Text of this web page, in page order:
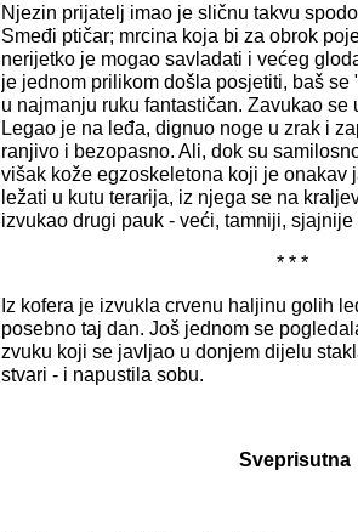
Njezin prijatelj imao je sličnu takvu
Smeđi ptičar; mrcina koja bi za obrok
nerijetko je mogao savladati i većeg
je jednom prilikom došla posjetiti, baš
u najmanju ruku fantastičan. Zavukao se
Legao je na leđa, dignuo noge u zrak i
ranjivo i bezopasno. Ali, dok su
višak kože egzoskeletona koji je onakav
ležati u kutu terarija, iz njega se na
izvukao drugi pauk - veći, tamniji,
* * *
Iz kofera je izvukla crvenu haljinu golih
posebno taj dan. Još jednom se
zvuku koji se javljao u donjem dijelu
stvari - i napustila sobu.
Sveprisutna